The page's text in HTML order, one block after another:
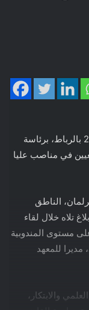
صادق مجلس الحكومة، الخميس30 دجنبر 2021 بالرباط، برئاسة
في مناصب عليا
الناطق
تلاه خلال لقاء
مستوى المندوبية
للمعهد
والابتكار،